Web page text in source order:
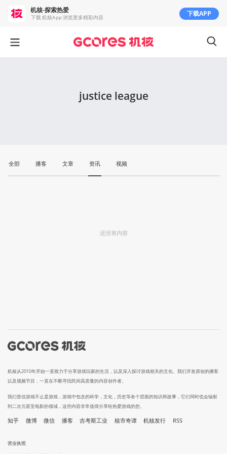
justice league
全部 播客 文章 资讯 视频
还没有内容
机核从2010年开始一直致力于分享游戏玩家的生活，以及深入探讨游戏相关的文化。我们开发原创的播客
以及视频节目，一直在不断寻找民间高质量的内容创作者。
我们坚信游戏不止是游戏，游戏中包含的科学，文化，历史等各个层面的知识和故事，它们同时也会辐射
到二次元甚至电影的领域，这些内容非常值得分享给热爱游戏的您。
知乎 微博 微信 播客 吉考斯工业 核市奇谭 机核发行 RSS
营业执照
机核-探索热爱
下载 机核App 浏览更多精彩内容 下载APP